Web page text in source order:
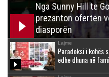
Nga Sunny Hill te
prezanton ofertën
diasporën
Lajme
Paradoksi i kohës
edhe dhuna në